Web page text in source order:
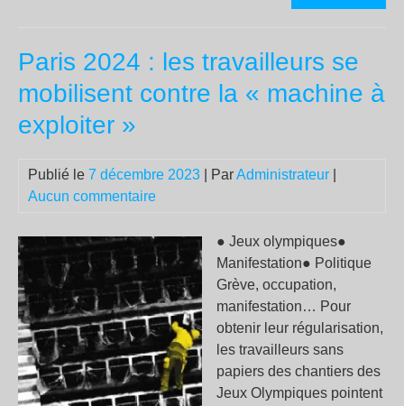
:
Paris 2024 : les travailleurs se
mobilisent contre la « machine à
exploiter »
Publié le 7 décembre 2023 | ParAdministrateur
Aucun commentaire
● Jeux olympiques●
Manifestation● Politique
Grève, occupation,
manifestation… Pour
obtenir leur régularisation,
les travailleurs sans
papiers des chantiers des
Jeux Olympiques pointent